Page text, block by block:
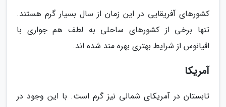
کشورهای آفریقایی در این زمان از سال بسیار گرم هستند.
تنها برخی از کشورهای ساحلی به لطف هم جواری با
اقیانوس از شرایط بهتری بهره مند شده اند.
آمریکا
تابستان در آمریکای شمالی نیز گرم است. با این وجود در